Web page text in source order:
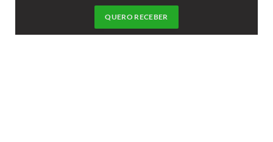
QUERO RECEBER